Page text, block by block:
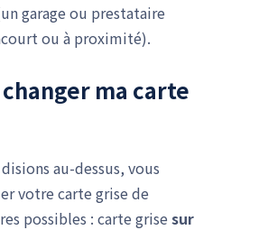
garage ou prestataire
ou à proximité).
ma carte
au-dessus, vous
votre carte grise de
possibles : carte grise sur